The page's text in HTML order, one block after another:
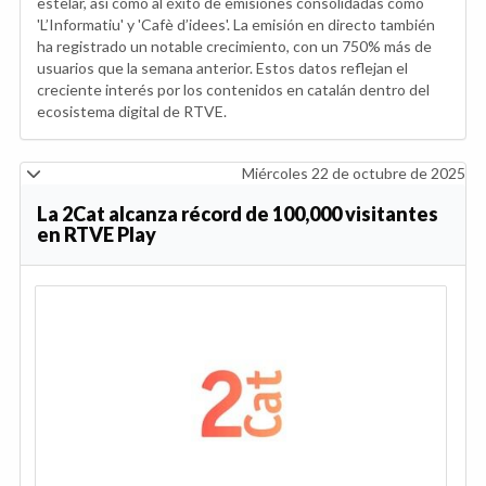
'L’Informatiu' y 'Cafè d’idees'. La emisión en directo también
ha registrado un notable crecimiento, con un 750% más de
usuarios que la semana anterior. Estos datos reflejan el
creciente interés por los contenidos en catalán dentro del
ecosistema digital de RTVE.
Miércoles 22 de octubre de 2025
La 2Cat alcanza récord de 100,000 visitantes
en RTVE Play